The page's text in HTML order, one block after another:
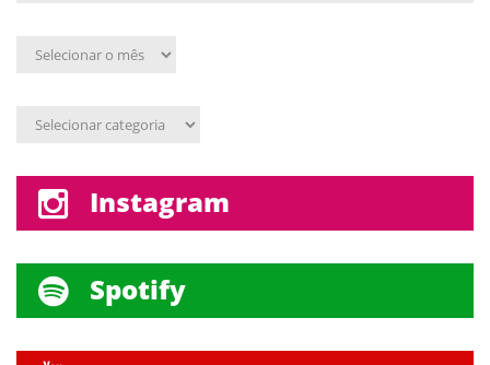
Arquivo
Assunto
Instagram
Spotify